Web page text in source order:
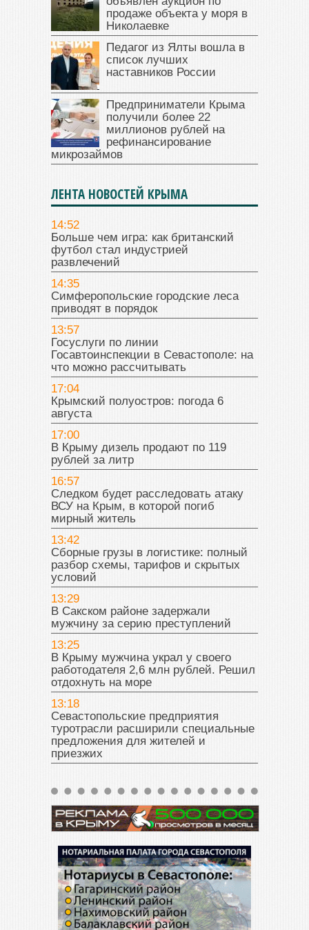
продаже объекта у моря в
Николаевке
Педагог из Ялты вошла в
список лучших
наставников России
Предприниматели Крыма
получили более 22
миллионов рублей на
рефинансирование
микрозаймов
ЛЕНТА НОВОСТЕЙ КРЫМА
14:52
Больше чем игра: как британский
футбол стал индустрией
развлечений
14:35
Симферопольские городские леса
приводят в порядок
13:57
Госуслуги по линии
Госавтоинспекции в Севастополе: на
что можно рассчитывать
17:04
Крымский полуостров: погода 6
августа
17:00
В Крыму дизель продают по 119
рублей за литр
16:57
Следком будет расследовать атаку
ВСУ на Крым, в которой погиб
мирный житель
13:42
Сборные грузы в логистике: полный
разбор схемы, тарифов и скрытых
условий
13:29
В Сакском районе задержали
мужчину за серию преступлений
13:25
В Крыму мужчина украл у своего
работодателя 2,6 млн рублей. Решил
отдохнуть на море
13:18
Севастопольские предприятия
туротрасли расширили специальные
предложения для жителей и
приезжих